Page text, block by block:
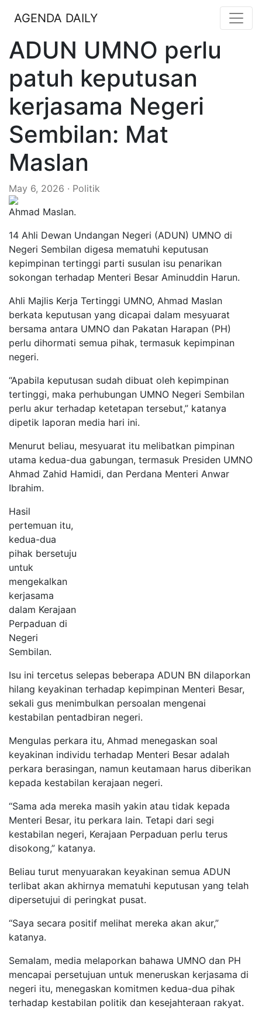
AGENDA DAILY
ADUN UMNO perlu
patuh keputusan
kerjasama Negeri
Sembilan: Mat
Maslan
May 6, 2026 · Politik
Ahmad Maslan.
14 Ahli Dewan Undangan Negeri (ADUN) UMNO di
Negeri Sembilan digesa mematuhi keputusan
kepimpinan tertinggi parti susulan isu penarikan
sokongan terhadap Menteri Besar Aminuddin Harun.
Ahli Majlis Kerja Tertinggi UMNO, Ahmad Maslan
berkata keputusan yang dicapai dalam mesyuarat
bersama antara UMNO dan Pakatan Harapan (PH)
perlu dihormati semua pihak, termasuk kepimpinan
negeri.
“Apabila keputusan sudah dibuat oleh kepimpinan
tertinggi, maka perhubungan UMNO Negeri Sembilan
perlu akur terhadap ketetapan tersebut,” katanya
dipetik laporan media hari ini.
Menurut beliau, mesyuarat itu melibatkan pimpinan
utama kedua-dua gabungan, termasuk Presiden UMNO
Ahmad Zahid Hamidi, dan Perdana Menteri Anwar
Ibrahim.
Hasil
pertemuan itu,
kedua-dua
pihak bersetuju
untuk
mengekalkan
kerjasama
dalam Kerajaan
Perpaduan di
Negeri
Sembilan.
Isu ini tercetus selepas beberapa ADUN BN dilaporkan
hilang keyakinan terhadap kepimpinan Menteri Besar,
sekali gus menimbulkan persoalan mengenai
kestabilan pentadbiran negeri.
Mengulas perkara itu, Ahmad menegaskan soal
keyakinan individu terhadap Menteri Besar adalah
perkara berasingan, namun keutamaan harus diberikan
kepada kestabilan kerajaan negeri.
“Sama ada mereka masih yakin atau tidak kepada
Menteri Besar, itu perkara lain. Tetapi dari segi
kestabilan negeri, Kerajaan Perpaduan perlu terus
disokong,” katanya.
Beliau turut menyuarakan keyakinan semua ADUN
terlibat akan akhirnya mematuhi keputusan yang telah
dipersetujui di peringkat pusat.
“Saya secara positif melihat mereka akan akur,”
katanya.
Semalam, media melaporkan bahawa UMNO dan PH
mencapai persetujuan untuk meneruskan kerjasama di
negeri itu, menegaskan komitmen kedua-dua pihak
terhadap kestabilan politik dan kesejahteraan rakyat.